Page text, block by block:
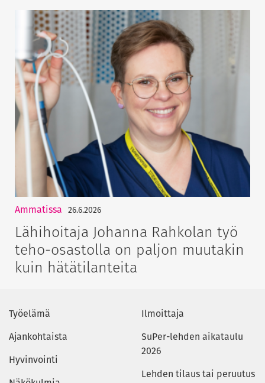
Ammatissa 26.6.2026
Lähihoitaja Johanna Rahkolan työ
teho-osastolla on paljon muutakin
kuin hätätilanteita
Työelämä
Ajankohtaista
Hyvinvointi
Ilmoittaja
SuPer-lehden aikataulu
2026
Lehden tilaus tai peruutus